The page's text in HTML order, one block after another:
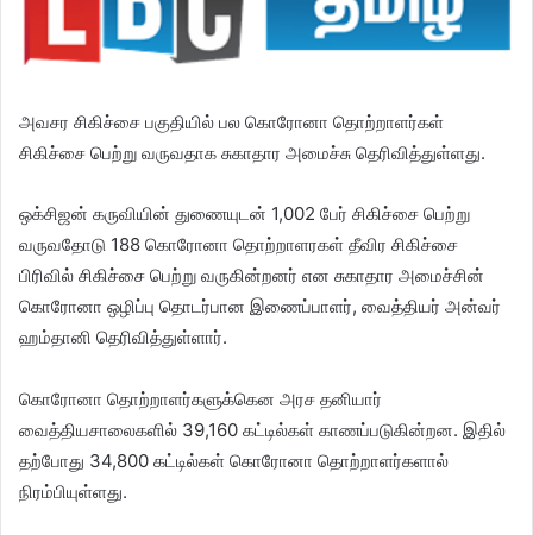
அவசர சிகிச்சை பகுதியில் பல கொரோனா தொற்றாளர்கள்
சிகிச்சை பெற்று வருவதாக சுகாதார அமைச்சு தெரிவித்துள்ளது.
ஒக்சிஜன் கருவியின் துணையுடன் 1,002 பேர் சிகிச்சை பெற்று
வருவதோடு 188 கொரோனா தொற்றாளரகள் தீவிர சிகிச்சை
பிரிவில் சிகிச்சை பெற்று வருகின்றனர் என சுகாதார அமைச்சின்
கொரோனா ஒழிப்பு தொடர்பான இணைப்பாளர், வைத்தியர் அன்வர்
ஹம்தானி தெரிவித்துள்ளார்.
கொரோனா தொற்றாளர்களுக்கென அரச தனியார்
வைத்தியசாலைகளில் 39,160 கட்டில்கள் காணப்படுகின்றன. இதில்
தற்போது 34,800 கட்டில்கள் கொரோனா தொற்றாளர்களால்
நிரம்பியுள்ளது.